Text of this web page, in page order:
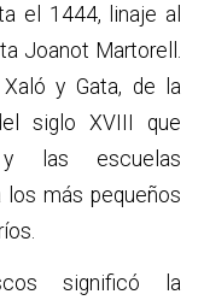
el 1444, linaje al
Joanot Martorell.
y Gata, de la
siglo XVIII que
las escuelas
los más pequeños
significó la